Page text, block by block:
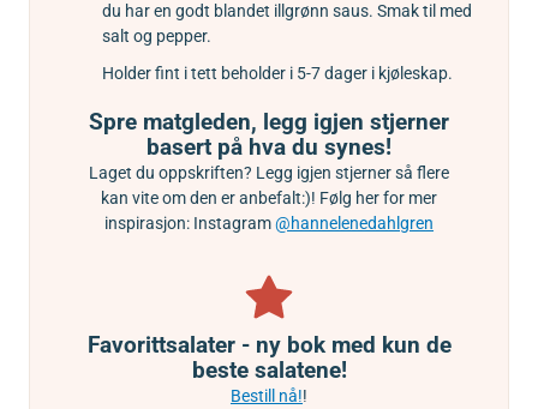
du har en godt blandet illgrønn saus. Smak til med
salt og pepper.
Holder fint i tett beholder i 5-7 dager i kjøleskap.
Spre matgleden, legg igjen stjerner
basert på hva du synes!
Laget du oppskriften? Legg igjen stjerner så flere
kan vite om den er anbefalt:)! Følg her for mer
inspirasjon: Instagram@hannelenedahlgren
Favorittsalater - ny bok med kun de
beste salatene!
Bestill nå!!